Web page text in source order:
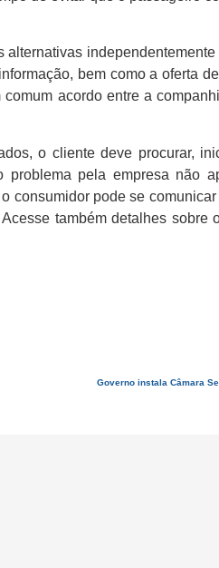
bem como a oferta
acordo entre a
o cliente deve procurar,
pela empresa não
consumidor pode se
também detalhes sobre
Governo instala Câmara